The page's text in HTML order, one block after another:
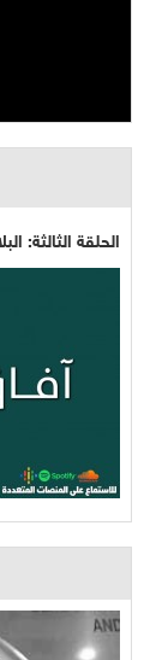
الحلقة الثالثة: